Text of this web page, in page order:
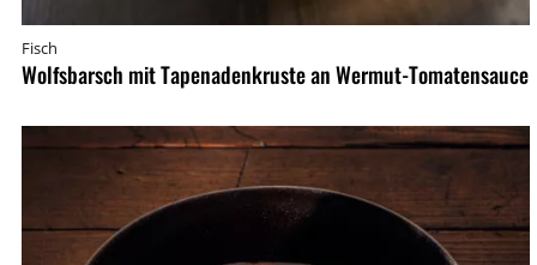
Fisch
Wolfsbarsch mit Tapenadenkruste an Wermut-Tomatensauce